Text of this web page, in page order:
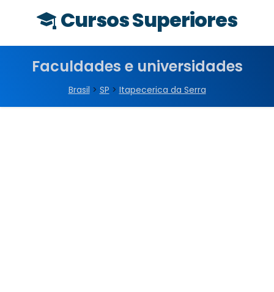
Cursos Superiores
Faculdades e universidades
Brasil > SP > Itapecerica da Serra